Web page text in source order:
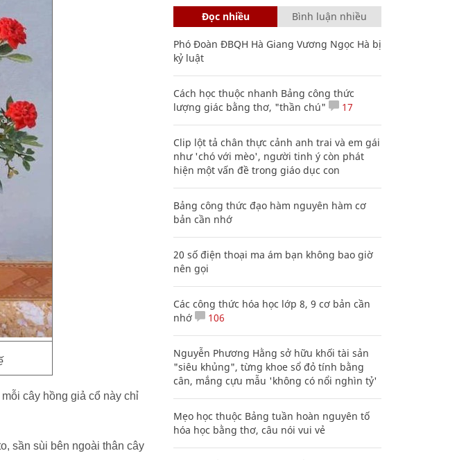
cây hồng giả cổ này chỉ
sần sùi bên ngoài thân cây
Đọc nhiều Bình luận nhiều
Phó Đoàn ĐBQH Hà Giang Vương Ngọc Hà bị
kỷ luật
Cách học thuộc nhanh Bảng công thức
lượng giác bằng thơ, "thần chú"
17
Clip lột tả chân thực cảnh anh trai và em gái
như 'chó với mèo', người tinh ý còn phát
hiện một vấn đề trong giáo dục con
Bảng công thức đạo hàm nguyên hàm cơ
bản cần nhớ
20 số điện thoại ma ám bạn không bao giờ
nên gọi
Các công thức hóa học lớp 8, 9 cơ bản cần
nhớ
106
Nguyễn Phương Hằng sở hữu khối tài sản
"siêu khủng", từng khoe sổ đỏ tính bằng
cân, mắng cựu mẫu 'không có nổi nghìn tỷ'
Mẹo học thuộc Bảng tuần hoàn nguyên tố
hóa học bằng thơ, câu nói vui vẻ